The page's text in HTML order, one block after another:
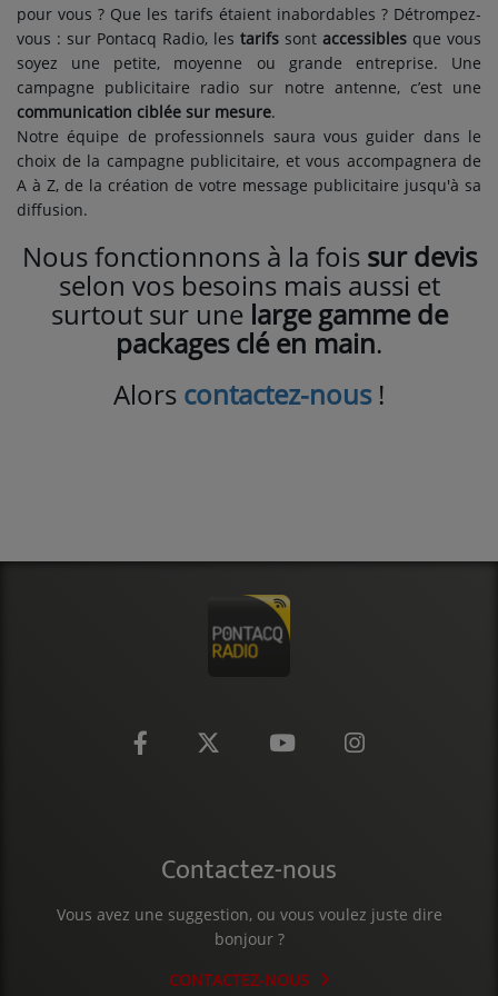
pour vous ? Que les tarifs étaient inabordables ? Détrompez-
vous : sur Pontacq Radio, les tarifs sont accessibles que vous
soyez une petite, moyenne ou grande entreprise. Une
campagne publicitaire radio sur notre antenne, c’est une
communication ciblée sur mesure.
Notre équipe de professionnels saura vous guider dans le
choix de la campagne publicitaire, et vous accompagnera de
A à Z, de la création de votre message publicitaire jusqu'à sa
diffusion.
Nous fonctionnons à la fois sur devis
selon vos besoins mais aussi et
surtout sur une large gamme de
packages clé en main.
Alors contactez-nous!
Contactez-nous
Vous avez une suggestion, ou vous voulez juste dire
bonjour ?
CONTACTEZ-NOUS